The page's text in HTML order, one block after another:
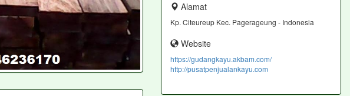
Alamat
Kp. Citeureup Kec. Pagerageung - Indonesia
Website
https://gudangkayu.akbam.com/
http://pusatpenjualankayu.com